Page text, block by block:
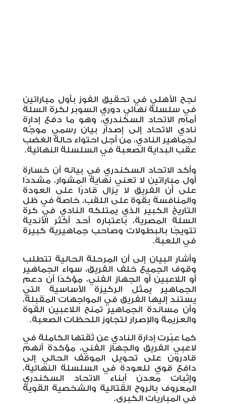
نجح الأهلي في تحقيق الفوز بأول مباراتين
في سلسلة نهائي دوري السوبر لكرة السلة
أمام الاتحاد السكندري، وهو ما دفع إدارة
نادي الاتحاد إلى إصدار بيان رسمي موجّه
لجماهير النادي، من أجل احتواء حالة الغضب
عقب البداية الصعبة في السلسلة النهائية.
وأكد الاتحاد السكندري في بيانه أن خسارة
أول مباراتين لا تعني نهاية المشوار، مشددًا
على أن الفريق لا يزال قادرًا على العودة
والمنافسة بقوة على اللقب، خاصة في ظل
التاريخ الكبير الذي يمتلكه النادي في كرة
السلة المصرية، باعتباره أحد أكثر الأندية
تتويجًا بالبطولات وصاحب جماهيرية كبيرة
في اللعبة.
وأشار البيان إلى أن المرحلة الحالية تتطلب
وقوف الجميع خلف الفريق، سواء الجماهير
أو اللاعبين أو الجهاز الفني، مؤكدًا أن دعم
الجماهير يمثل الركيزة الأساسية التي
يستند إليها الفريق في المواجهات المقبلة،
وأن مساندة الجماهير تمنح اللاعبين القوة
والعزيمة والإصرار لتجاوز اللحظات الصعبة.
كما عبّرت إدارة النادي عن ثقتها الكاملة في
لاعبي الفريق والجهاز الفني، مؤكدة أنهم
قادرون على تحويل الموقف الحالي إلى
دافع قوي للعودة في السلسلة النهائية،
وإثبات معدن أبناء الاتحاد السكندري
المعروف بالروح القتالية والشخصية القوية
في المباريات الكبرى.